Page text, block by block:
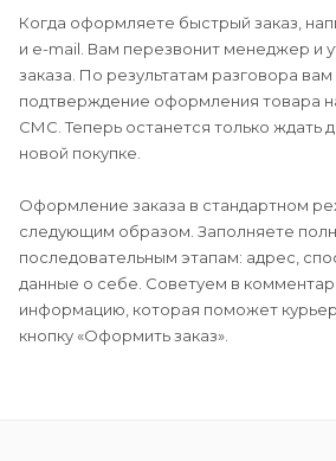
Когда оформляете быстрый заказ,
и e-mail. Вам перезвонит менеджер и
заказа. По результатам разговора
подтверждение оформления товара
СМС. Теперь останется только ждать
новой покупке.
Оформление заказа в стандартном
следующим образом. Заполняете
последовательным этапам: адрес,
данные о себе. Советуем в
информацию, которая поможет
кнопку «Оформить заказ».